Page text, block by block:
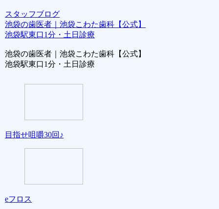
スタッフブログ
池袋の歯医者｜池袋こわた歯科【公式】
池袋駅東口1分・土日診療
池袋の歯医者｜池袋こわた歯科【公式】
池袋駅東口1分・土日診療
目指せ咀嚼30回♪
eフロス